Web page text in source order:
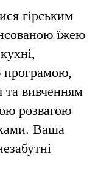
гірським
їжею
програмою,
та вивченням
розвагою
Ваша